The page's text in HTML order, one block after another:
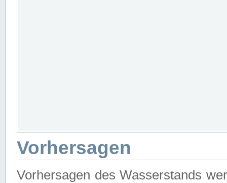
Vorhersagen
Vorhersagen des Wasserstands